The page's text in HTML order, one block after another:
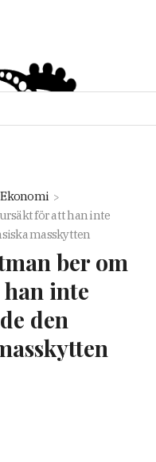
Ekonomi
för att han inte
masskytten
ber om
inte
den